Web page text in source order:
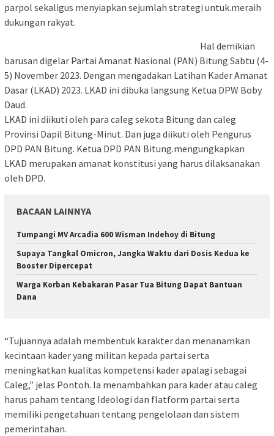
parpol sekaligus menyiapkan sejumlah strategi untuk.meraih
dukungan rakyat.
Hal demikian
barusan digelar Partai Amanat Nasional (PAN) Bitung Sabtu (4-
5) November 2023. Dengan mengadakan Latihan Kader Amanat
Dasar (LKAD) 2023. LKAD ini dibuka langsung Ketua DPW Boby
Daud.
LKAD ini diikuti oleh para caleg sekota Bitung dan caleg
Provinsi Dapil Bitung-Minut. Dan juga diikuti oleh Pengurus
DPD PAN Bitung. Ketua DPD PAN Bitung.mengungkapkan
LKAD merupakan amanat konstitusi yang harus dilaksanakan
oleh DPD.
BACAAN LAINNYA
Tumpangi MV Arcadia 600 Wisman Indehoy di Bitung
Supaya Tangkal Omicron, Jangka Waktu dari Dosis Kedua ke
Booster Dipercepat
Warga Korban Kebakaran Pasar Tua Bitung Dapat Bantuan
Dana
“Tujuannya adalah membentuk karakter dan menanamkan
kecintaan kader yang militan kepada partai serta
meningkatkan kualitas kompetensi kader apalagi sebagai
Caleg,” jelas Pontoh. Ia menambahkan para kader atau caleg
harus paham tentang Ideologi dan flatform partai serta
memiliki pengetahuan tentang pengelolaan dan sistem
pemerintahan.